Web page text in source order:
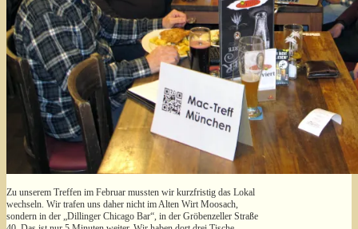
Zu unserem Treffen im Februar mussten wir kurzfristig das Lokal
wechseln. Wir trafen uns daher nicht im Alten Wirt Moosach,
sondern in der „Dillinger Chicago Bar“, in der Gröbenzeller Straße